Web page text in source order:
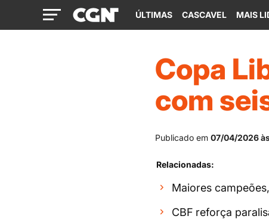
ÚLTIMAS CASCAVEL MAIS
Copa
com
Publicado em 07/04/2026
Relacionadas:
Maiores
CBF reforça